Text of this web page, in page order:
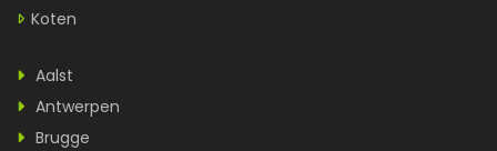
Koten
Aalst
Antwerpen
Brugge